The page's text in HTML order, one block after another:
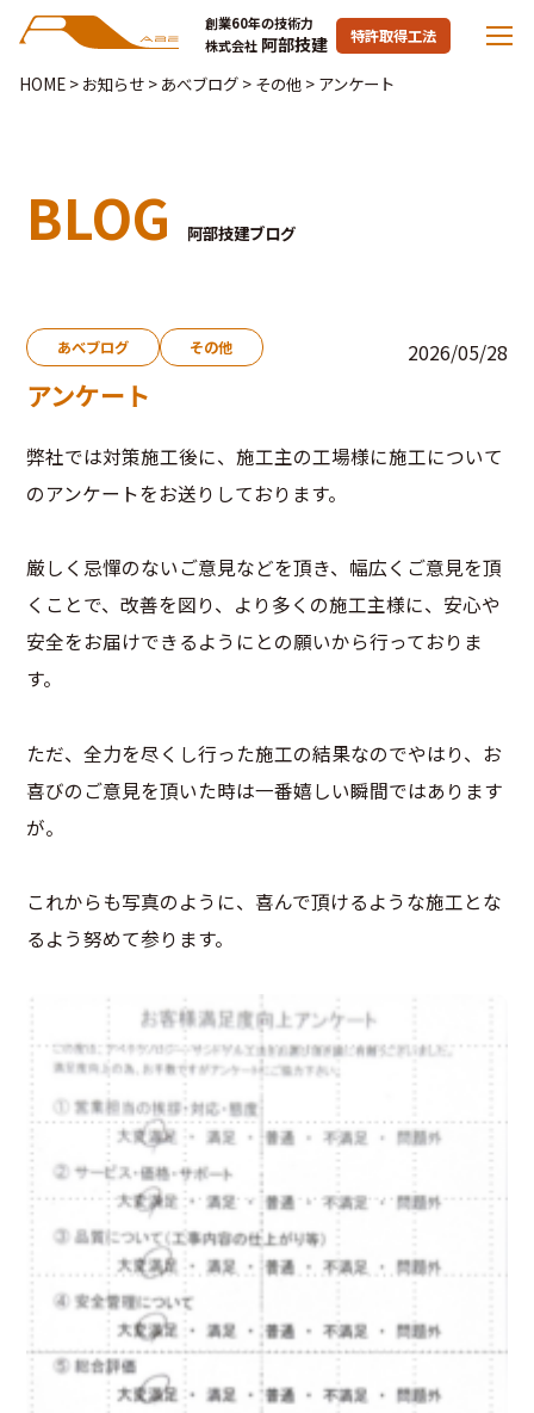
創業60年の技術力
株式会社 阿部技建 特許取得工法
HOME> お知らせ> あべブログ> その他> アンケート
BLOG 阿部技建ブログ
あべブログ その他 2026/05/28
アンケート
弊社では対策施工後に、施工主の工場様に施工について
のアンケートをお送りしております。
厳しく忌憚のないご意見などを頂き、幅広くご意見を頂
くことで、改善を図り、より多くの施工主様に、安心や
安全をお届けできるようにとの願いから行っておりま
す。
ただ、全力を尽くし行った施工の結果なのでやはり、お
喜びのご意見を頂いた時は一番嬉しい瞬間ではあります
が。
これからも写真のように、喜んで頂けるような施工とな
るよう努めて参ります。